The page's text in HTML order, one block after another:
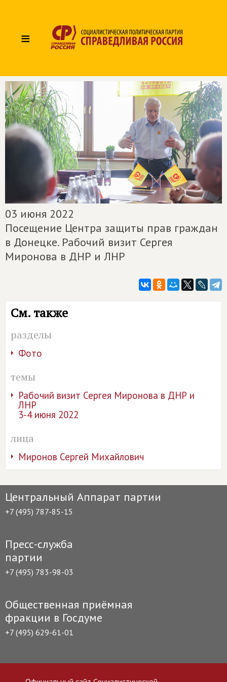
≡
03 июня 2022
Посещение Центра защиты прав граждан
в Донецке. Рабочий визит Сергея
Миронова в ДНР и ЛНР
См. также
разделы
Фото
темы
Рабочий визит Сергея Миронова в ДНР и
ЛНР
3-4 июня 2022
лица
Миронов Сергей Михайлович
Центральный Аппарат партии
+7 (495) 787-85-15
Пресс-служба
партии
+7 (495) 783-98-03
Общественная приёмная
фракции в Госдуме
+7 (495) 629-61-01